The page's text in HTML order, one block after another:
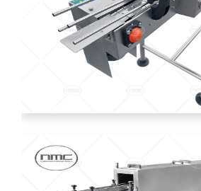
PAKETLEME
kapatma makineleri ve parçalar
doldurucular
kontrol
hat sonu makineleri